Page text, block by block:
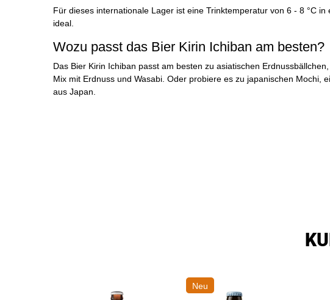
Für dieses internationale Lager ist eine Trinktemperatur von 6 - 8 °C in
ideal.
Wozu passt das Bier Kirin Ichiban am besten?
Das Bier Kirin Ichiban passt am besten zu asiatischen
Mix mit Erdnuss und Wasabi. Oder probiere es zu japanischen Mochi,
aus Japan.
Neu